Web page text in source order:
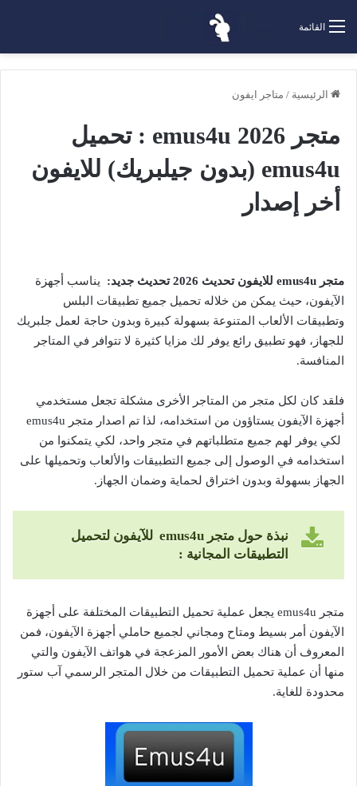
القائمة
الرئيسية / متاجر ايفون
متجر emus4u 2026 : تحميل
emus4u (بدون جيلبريك) للايفون
أخر إصدار
متجر emus4u للايفون تحديث 2026 تحديث جديد:
يناسب أجهزة
الآيفون، حيث يمكن من خلاله تحميل جميع تطبيقات البلس
وتطبيقات الألعاب المتنوعة بسهولة كبيرة وبدون حاجة لعمل جلبريك
للجهاز، فهو تطبيق رائع يوفر لك مزايا كثيرة لا تتوافر في المتاجر
المنافسة.
فلقد كان لكل متجر من المتاجر الأخرى مشكلة تجعل مستخدمي
أجهزة الآيفون يستاؤون من استخدامه، لذا تم اصدار متجر emus4u
لكي يوفر لهم جميع متطلباتهم في متجر واحد، لكي يتمكنوا من
استخدامه في الوصول إلى جميع التطبيقات والألعاب وتحميلها على
الجهاز بسهولة وبدون اختراق لحماية وضمان الجهاز.
نبذة حول متجر emus4u للآيفون لتحميل
التطبيقات المجانية :
متجر emus4u يجعل عملية تحميل التطبيقات المختلفة على أجهزة
الآيفون أمر بسيط ومتاح ومجاني لجميع حاملي أجهزة الآيفون، فمن
المعروف أن هناك بعض الأمور المزعجة في هواتف الآيفون والتي
منها أن عملية تحميل التطبيقات من خلال المتجر الرسمي آب ستور
محدودة للغاية.